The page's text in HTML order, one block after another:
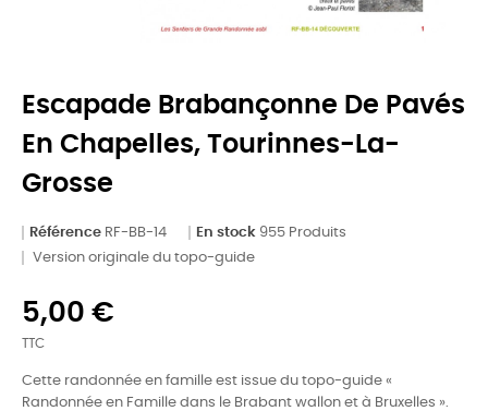
Escapade Brabançonne De Pavés
En Chapelles, Tourinnes-La-
Grosse
Référence RF-BB-14 En stock 955 Produits
Version originale du topo-guide
5,00 €
TTC
Cette randonnée en famille est issue du topo-guide «
Randonnée en Famille dans le Brabant wallon et à Bruxelles ».